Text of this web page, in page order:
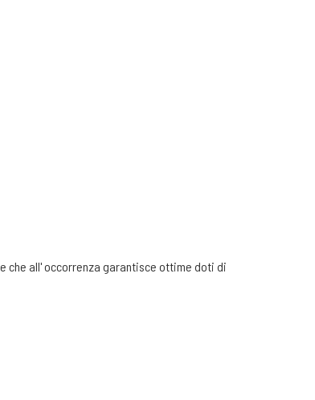
che all' occorrenza garantisce ottime doti di